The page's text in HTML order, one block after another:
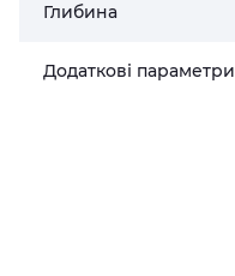
Глибина
Додаткові параметри